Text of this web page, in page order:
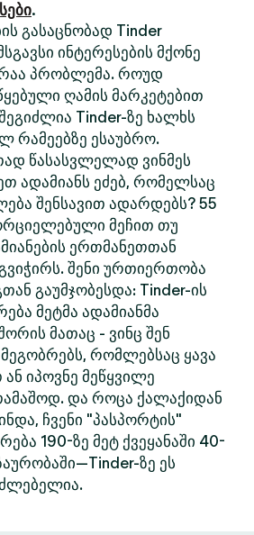
.
გასაცნობად Tinder
ინტერესების მქონე
პრობლემა. როუდ
ღამის მარკეტებით
Tinder-ზე ხალხს
რამეებზე ესაუბრო.
წასასვლელად ვინმეს
ადამიანს ეძებ, რომელსაც
შენსავით ადარდებს? 55
მეჩით თუ
ერთმანეთთან
შენი ურთიერთობა
გაუმჯობესდა: Tinder-ის
მეტმა ადამიანმა
მათაც - ვინც შენ
რომლებსაც ყავა
იპოვნე მეწყვილე
და როცა ქალაქიდან
ჩვენი "პასპორტის"
190-ზე მეტ ქვეყანაში 40-
ზე ეს